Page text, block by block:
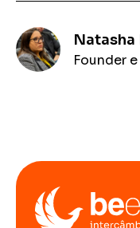
Natasha
Founder e